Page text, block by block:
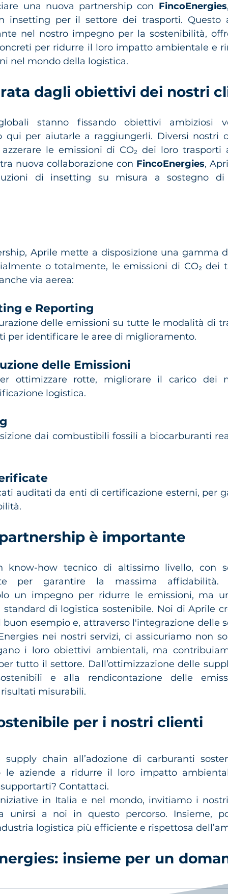
una nuova partnership con FincoEnergies
insetting per il settore dei trasporti. Questo
nel nostro impegno per la sostenibilità,
per ridurre il loro impatto ambientale e
nel mondo della logistica.
dagli obiettivi dei nostri
stanno fissando obiettivi ambiziosi
qui per aiutarle a raggiungerli. Diversi nostri
le emissioni di CO₂ dei loro trasporti
nuova collaborazione con FincoEnergies,
di insetting su misura a sostegno di
Aprile mette a disposizione una gamma
o totalmente, le emissioni di CO₂ dei
via aerea:
e Reporting
delle emissioni su tutte le modalità di
per identificare le aree di miglioramento.
delle Emissioni
ottimizzare rotte, migliorare il carico dei
logistica.
dai combustibili fossili a biocarburanti
auditati da enti di certificazione esterni, per
è importante
how tecnico di altissimo livello, con
per garantire la massima affidabilità.
un impegno per ridurre le emissioni, ma
di logistica sostenibile. Noi di Aprile
esempio e, attraverso l'integrazione delle
nei nostri servizi, ci assicuriamo non
i loro obiettivi ambientali, ma
tutto il settore. Dall’ottimizzazione delle
e alla rendicontazione delle
misurabili.
per i nostri clienti
supply chain all’adozione di carburanti
le aziende a ridurre il loro impatto
Contattaci.
in Italia e nel mondo, invitiamo i
unirsi a noi in questo percorso. Insieme,
logistica più efficiente e rispettosa
insieme per un